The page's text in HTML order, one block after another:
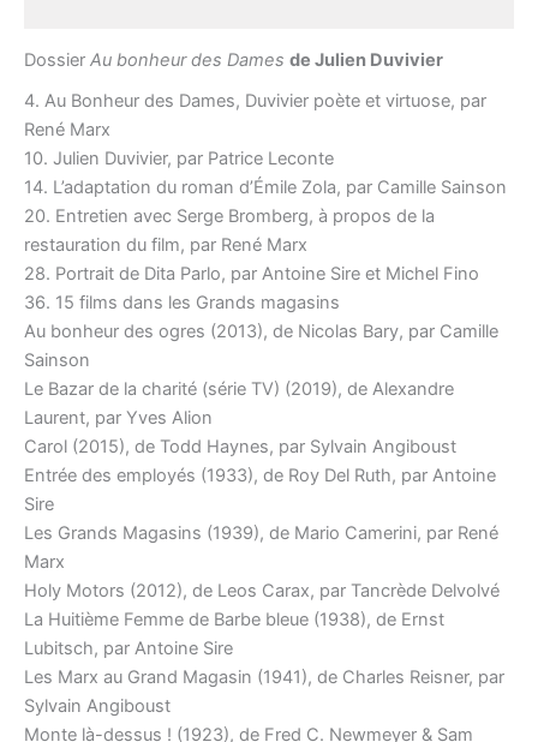
Dossier Au bonheur des Dames de Julien Duvivier
4. Au Bonheur des Dames, Duvivier poète et virtuose, par
René Marx
10. Julien Duvivier, par Patrice Leconte
14. L’adaptation du roman d’Émile Zola, par Camille Sainson
20. Entretien avec Serge Bromberg, à propos de la
restauration du film, par René Marx
28. Portrait de Dita Parlo, par Antoine Sire et Michel Fino
36. 15 films dans les Grands magasins
Au bonheur des ogres (2013), de Nicolas Bary, par Camille
Sainson
Le Bazar de la charité (série TV) (2019), de Alexandre
Laurent, par Yves Alion
Carol (2015), de Todd Haynes, par Sylvain Angiboust
Entrée des employés (1933), de Roy Del Ruth, par Antoine
Sire
Les Grands Magasins (1939), de Mario Camerini, par René
Marx
Holy Motors (2012), de Leos Carax, par Tancrède Delvolvé
La Huitième Femme de Barbe bleue (1938), de Ernst
Lubitsch, par Antoine Sire
Les Marx au Grand Magasin (1941), de Charles Reisner, par
Sylvain Angiboust
Monte là-dessus ! (1923), de Fred C. Newmeyer & Sam